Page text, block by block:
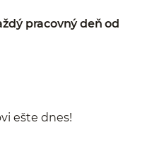
pracovný deň od
ešte dnes!